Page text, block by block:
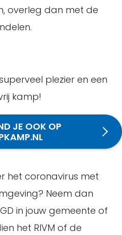
overleg dan met de
plezier en een
kamp!
JE OOK OP
het coronavirus met
Neem dan
in jouw gemeente of
het RIVM of de